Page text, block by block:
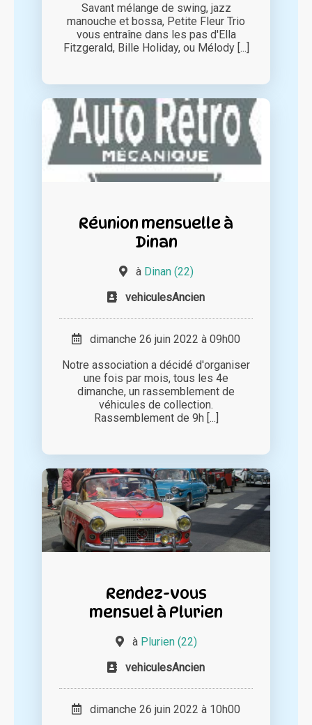
Savant mélange de swing, jazz
manouche et bossa, Petite Fleur Trio
vous entraîne dans les pas d'Ella
Fitzgerald, Bille Holiday, ou Mélody [...]
Réunion mensuelle à
Dinan
à Dinan (22)
vehiculesAncien
dimanche 26 juin 2022 à 09h00
Notre association a décidé d'organiser
une fois par mois, tous les 4e
dimanche, un rassemblement de
véhicules de collection.
Rassemblement de 9h [...]
Rendez-vous
mensuel à Plurien
à Plurien (22)
vehiculesAncien
dimanche 26 juin 2022 à 10h00